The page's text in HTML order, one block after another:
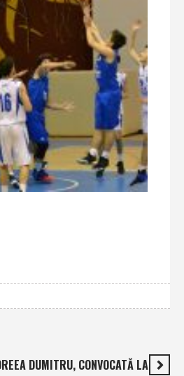
DUMITRU, CONVOCATĂ LA